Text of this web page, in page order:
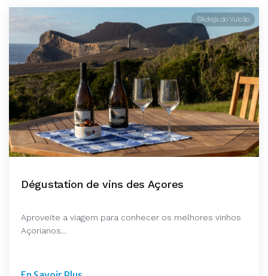
©Adega do Vulcão
Dégustation de vins des Açores
Aproveite a viagem para conhecer os melhores vinhos
Açorianos…